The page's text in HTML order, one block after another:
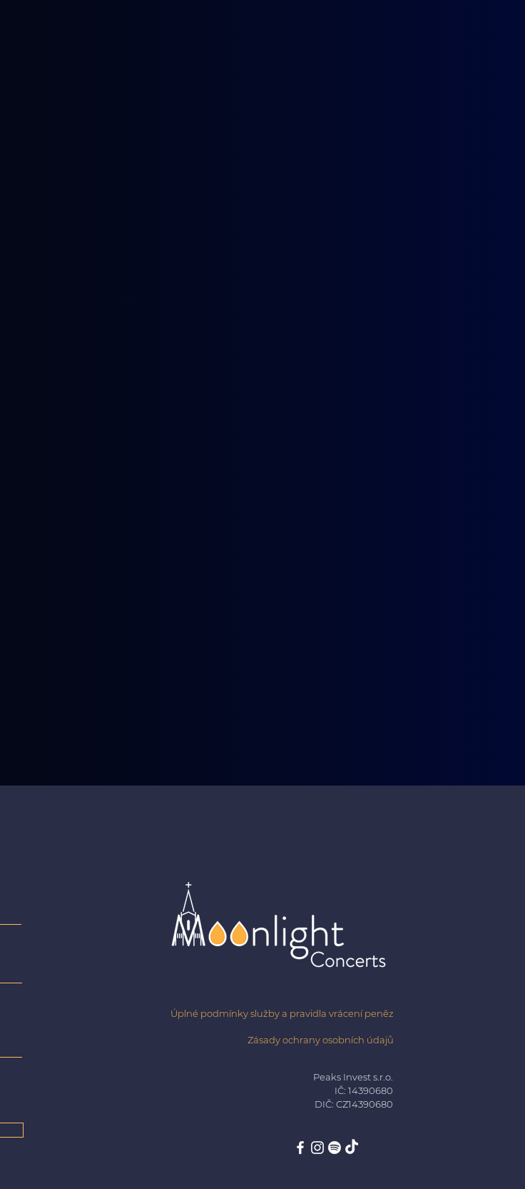
Úplné podmínky služby a pravidla vrácení peněz
Zásady ochrany osobních údajů
Peaks Invest s.r.o.
IČ: 14390680
DIČ: CZ14390680